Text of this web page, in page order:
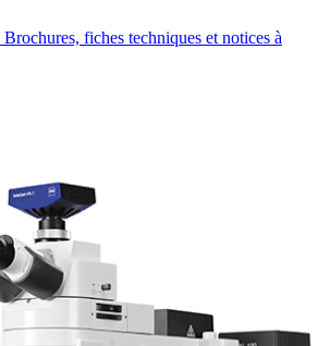
Brochures, fiches techniques et notices à